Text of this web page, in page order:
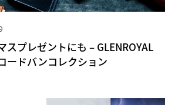
スプレゼントにも – GLENROYAL
ードバンコレクション